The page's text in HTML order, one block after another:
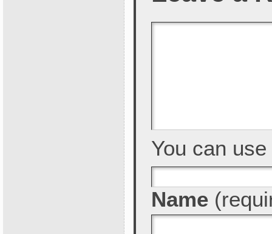
You can use
Name